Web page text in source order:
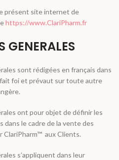
présent site internet de
https://www.ClariPharm.fr
GENERALES
sont rédigées en français dans
foi et prévaut sur toute autre
ont pour objet de définir les
le cadre de la vente des
ClariPharm™ aux Clients.
s’appliquent dans leur